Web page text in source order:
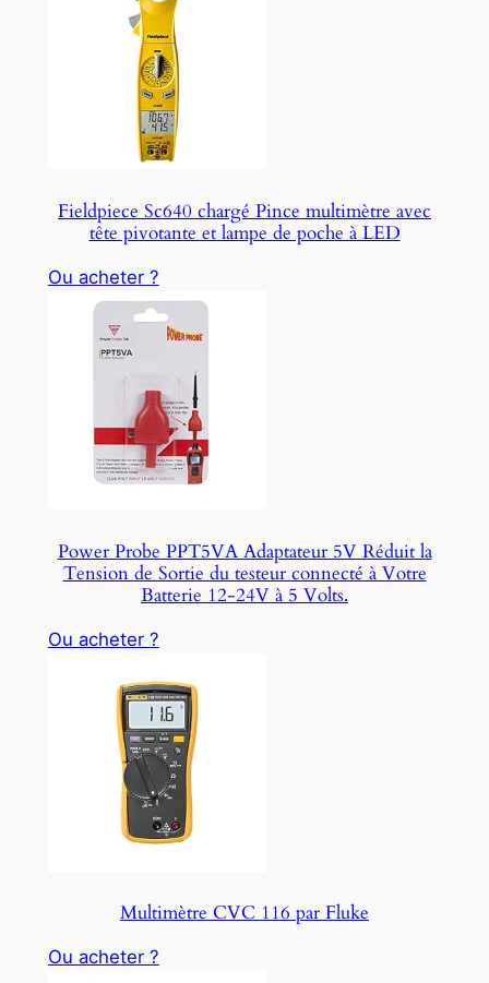
Fieldpiece Sc640 chargé Pince multimètre avec
tête pivotante et lampe de poche à LED
Ou acheter ?
Power Probe PPT5VA Adaptateur 5V Réduit la
Tension de Sortie du testeur connecté à Votre
Batterie 12-24V à 5 Volts.
Ou acheter ?
Multimètre CVC 116 par Fluke
Ou acheter ?